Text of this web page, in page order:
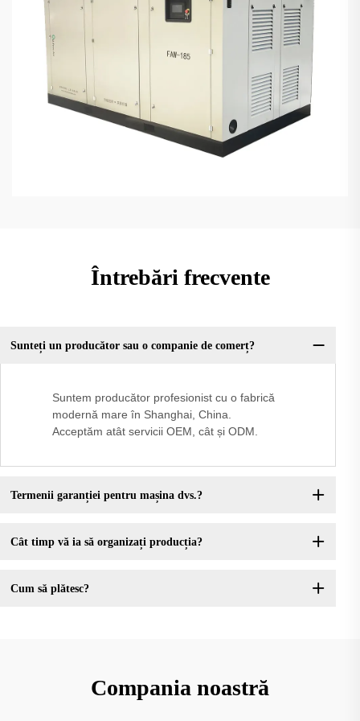
Întrebări frecvente
Sunteți un producător sau o companie de comerț?
Suntem producător profesionist cu o fabrică
modernă mare în Shanghai, China.
Acceptăm atât servicii OEM, cât și ODM.
Termenii garanției pentru mașina dvs.?
Cât timp vă ia să organizați producția?
Cum să plătesc?
Compania noastră